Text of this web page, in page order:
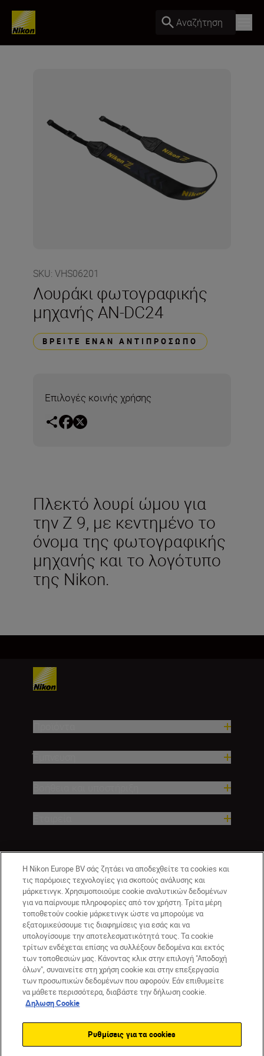
Αναζήτηση
SKU: VHS06201
Λουράκι φωτογραφικής
μηχανής AN-DC24
ΒΡΕΊΤΕ ΈΝΑΝ ΑΝΤΙΠΡΌΣΩΠΟ
Επιλογές κοινής χρήσης
Πλεκτό λουρί ώμου για
την Z 9, με κεντημένο το
όνομα της φωτογραφικής
μηχανής και το λογότυπο
της Nikon.
GR Nikon Sites
Επικοινωνήστε μαζί μας
Δήλωση περί απορρήτου
Όροι Χρήσης
Δήλωση cookie
Ρυθμίσεις cookie
© 2026 Nikon
Back to top
Η Nikon Europe BV σάς ζητάει να αποδεχθείτε τα cookies και
τις παρόμοιες τεχνολογίες για σκοπούς ανάλυσης και
μάρκετινγκ. Χρησιμοποιούμε cookie αναλυτικών δεδομένων
για να παίρνουμε πληροφορίες από τον χρήστη. Τρίτα μέρη
τοποθετούν cookie μάρκετινγκ ώστε να μπορούμε να
εξατομικεύσουμε τις διαφημίσεις για εσάς και να
υπολογίσουμε την αποτελεσματικότητά τους. Τα cookie
τρίτων ενδέχεται επίσης να συλλέξουν δεδομένα και εκτός
των τοποθεσιών μας. Κάνοντας κλικ στην επιλογή "Αποδοχή
όλων", συναινείτε στη χρήση cookie και στην επεξεργασία
των προσωπικών δεδομένων που αφορούν. Εάν επιθυμείτε
να μάθετε περισσότερα, διαβάστε την δήλωση cookie.
Δηλωση Cookie
Ρυθμίσεις για τα cookies